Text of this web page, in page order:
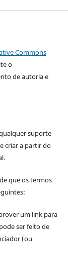
Commons
o
de autoria e
suporte
criar a partir do
que os termos
um link para
ser feito de
(ou